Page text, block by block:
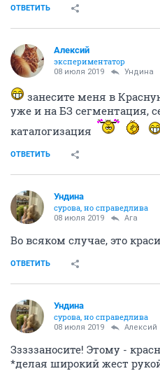
ОТВЕТИТЬ
Алексий
экспериментатор
08 июля 2019 Ундинa
занесите меня в
уже и на БЗ сегментация,
каталогизация
ОТВЕТИТЬ
Ундинa
сурова, но справедлива
08 июля 2019 Ага
Во всяком случае, это
ОТВЕТИТЬ
Ундинa
сурова, но справедлива
08 июля 2019 Алексий
Зззззаносите! Этому -
*делая широкий жест